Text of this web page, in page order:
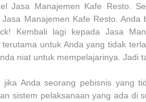
Jasa Manajemen Kafe Resto.
Manajemen Kafe Resto.
Kembali lagi kepada Jasa
untuk Anda yang tidak
niat untuk mempelajarinya. Jadi
Anda seorang pebisnis yang
sistem pelaksanaan yang ada di